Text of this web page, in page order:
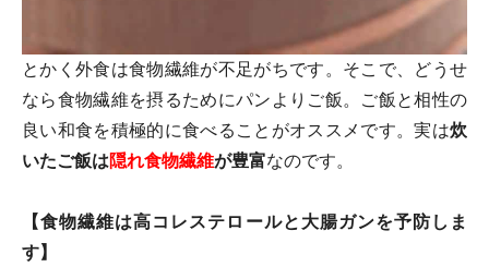
とかく外食は食物繊維が不足がちです。そこで、どうせ
なら食物繊維を摂るためにパンよりご飯。ご飯と相性の
良い和食を積極的に食べることがオススメです。実は炊
いたご飯は隠れ食物繊維が豊富なのです。
【食物繊維は高コレステロールと大腸ガンを予防しま
す】